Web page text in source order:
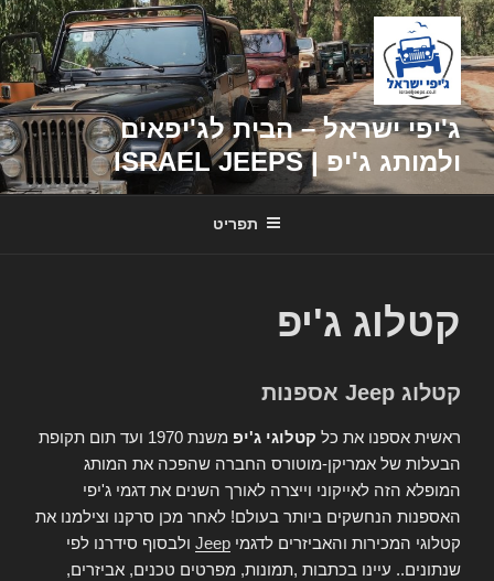
דילוג
לתוכן
ג'יפי ישראל – הבית לג'יפאים
ולמותג ג'יפ | ISRAEL JEEPS
תפריט
קטלוג ג'יפ
קטלוג Jeep אספנות
ראשית אספנו את כל קטלוגי ג'יפ
משנת 1970 ועד תום תקופת
הבעלות של אמריקן-מוטורס החברה שהפכה את המותג
המופלא הזה לאייקוני וייצרה לאורך השנים את דגמי ג'יפי
האספנות הנחשקים ביותר בעולם! לאחר מכן סרקנו וצילמנו את
קטלוגי המכירות והאביזרים לדגמי Jeep ולבסוף סידרנו לפי
שנתונים.. עיינו בכתבות ,תמונות, מפרטים טכנים, אביזרים,